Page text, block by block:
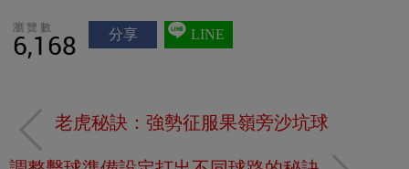
瀏覽數
6,168 分享 LINE
老虎秘訣：強勢征服果嶺旁沙坑球